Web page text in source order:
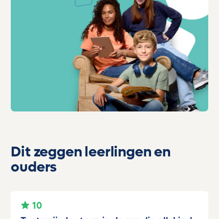
Dit zeggen leerlingen en
ouders
10